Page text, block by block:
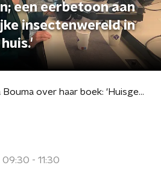
een eerbetoon aan
insectenwereld in
Aglaia Bouma over haar boek: 'Huisgenoten; een eerbetoon aan de wonderlijke insectenwereld in en rond ons huis.'
- 11:30